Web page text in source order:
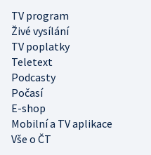
TV program
Živé vysílání
TV poplatky
Teletext
Podcasty
Počasí
E-shop
Mobilní a TV aplikace
Vše o ČT